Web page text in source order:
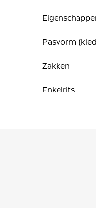
Pasvorm
Zakken
Enkelrits